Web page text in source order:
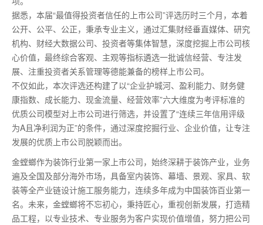
据悉，本届“最值得投资者信任的上市公司”评选历时三个月，本着
公开、公平、公正，秉承专业主义，通过汇集财经垂直媒体、研究
机构、财经大数据公司、投资者等集体智慧，深度挖掘上市公司核
心价值，最终综合客观、主观等指标遴选一批诚信经营、专注发
展、注重投资者关系管理等德能兼备的榜样上市公司。
不仅如此，本次评选还构建了以“企业护城河、盈利能力、财务健
康指数、成长能力、现金流量、经营效率”六大维度为考评标准的
优质公司模型对上市公司进行筛选，并设置了“连续三年信用评级
为A且净利润为正”的条件，通过深度挖掘行业、企业价值，让专注
发展的优质上市公司脱颖而出。
金螳螂作为装饰行业第一家上市公司，始终深耕于装饰产业，业务
遍及全国及部分海外市场，具备室内装饰、幕墙、景观、家具、软
装等全产业链设计施工服务能力，连续多年成为中国装饰百业第一
名。未来，金螳螂将不忘初心，秉持匠心，重视创新发展，打造精
品工程，以专业技术、专业服务为客户实现价值增值，努力把公司